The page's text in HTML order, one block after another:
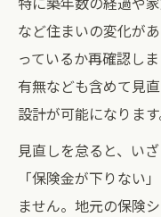
など住まいの変化が
っているか再確認し
有無なども含めて見
設計が可能になります
見直しを怠ると、い
「保険金が下りない
ません。地元の保険